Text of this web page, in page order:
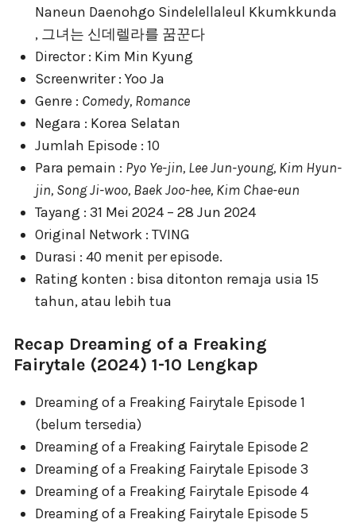
Naneun Daenohgo Sindelellaleul Kkumkkunda
, 그녀는 신데렐라를 꿈꾼다
Director : Kim Min Kyung
Screenwriter : Yoo Ja
Genre : Comedy, Romance
Negara : Korea Selatan
Jumlah Episode : 10
Para pemain : Pyo Ye-jin, Lee Jun-young, Kim Hyun-
jin, Song Ji-woo, Baek Joo-hee, Kim Chae-eun
Tayang : 31 Mei 2024 – 28 Jun 2024
Original Network : TVING
Durasi : 40 menit per episode.
Rating konten : bisa ditonton remaja usia 15
tahun, atau lebih tua
Recap Dreaming of a Freaking
Fairytale (2024) 1-10 Lengkap
Dreaming of a Freaking Fairytale Episode 1
(belum tersedia)
Dreaming of a Freaking Fairytale Episode 2
Dreaming of a Freaking Fairytale Episode 3
Dreaming of a Freaking Fairytale Episode 4
Dreaming of a Freaking Fairytale Episode 5